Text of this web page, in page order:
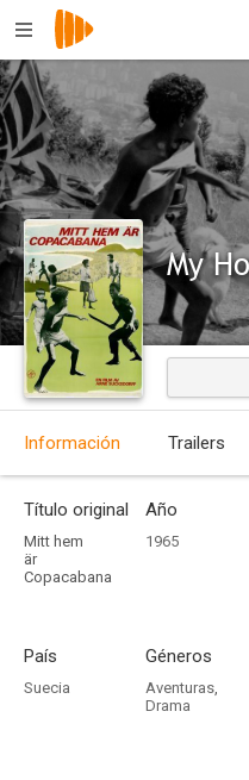
My
Información Trailers
Título original
Mitt hem
är
Copacabana
Año
1965
País
Suecia
Géneros
Aventuras,
Drama